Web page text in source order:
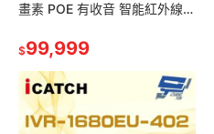
畫素 POE 有收音 智能紅外線槍
詢
$99,999